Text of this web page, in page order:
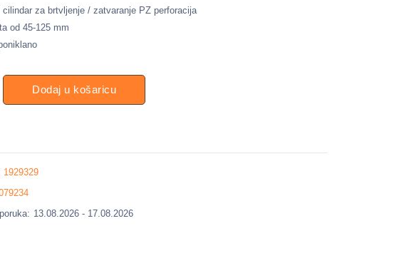
cilindar za brtvljenje / zatvaranje PZ perforacija
od 45-125 mm
Dodaj u košaricu
1929329
13.08.2026 - 17.08.2026